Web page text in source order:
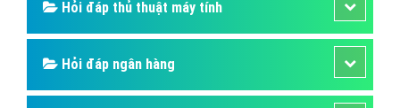
Hỏi đáp thủ thuật máy tính
Hỏi đáp ngân hàng